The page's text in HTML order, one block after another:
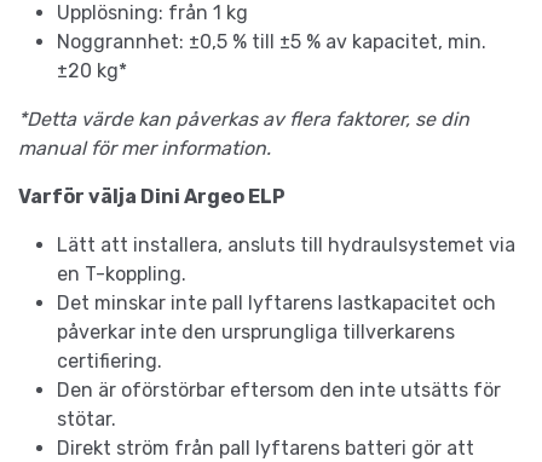
Upplösning: från 1 kg
Noggrannhet: ±0,5 % till ±5 % av kapacitet, min.
±20 kg*
*Detta värde kan påverkas av flera faktorer, se din
manual för mer information.
Varför välja Dini Argeo ELP
Lätt att installera, ansluts till hydraulsystemet via
en T-koppling.
Det minskar inte pall lyftarens lastkapacitet och
påverkar inte den ursprungliga tillverkarens
certifiering.
Den är oförstörbar eftersom den inte utsätts för
stötar.
Direkt ström från pall lyftarens batteri gör att